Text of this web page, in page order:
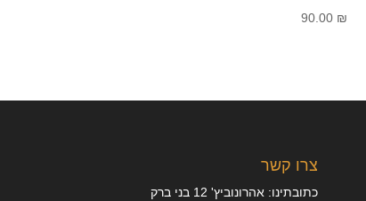
90.00 ₪
צרו קשר
כתובתינו: אהרונוביץ' 12 בני ברק